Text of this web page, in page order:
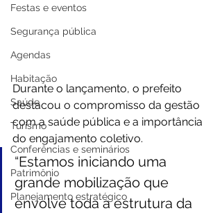
Festas e eventos
Segurança pública
Agendas
Habitação
Saúde
Turismo
Conferências e seminários
Patrimônio
Planejamento estratégico
Durante o lançamento, o prefeito
destacou o compromisso da gestão
com a saúde pública e a importância
do engajamento coletivo.
“Estamos iniciando uma
grande mobilização que
envolve toda a estrutura da